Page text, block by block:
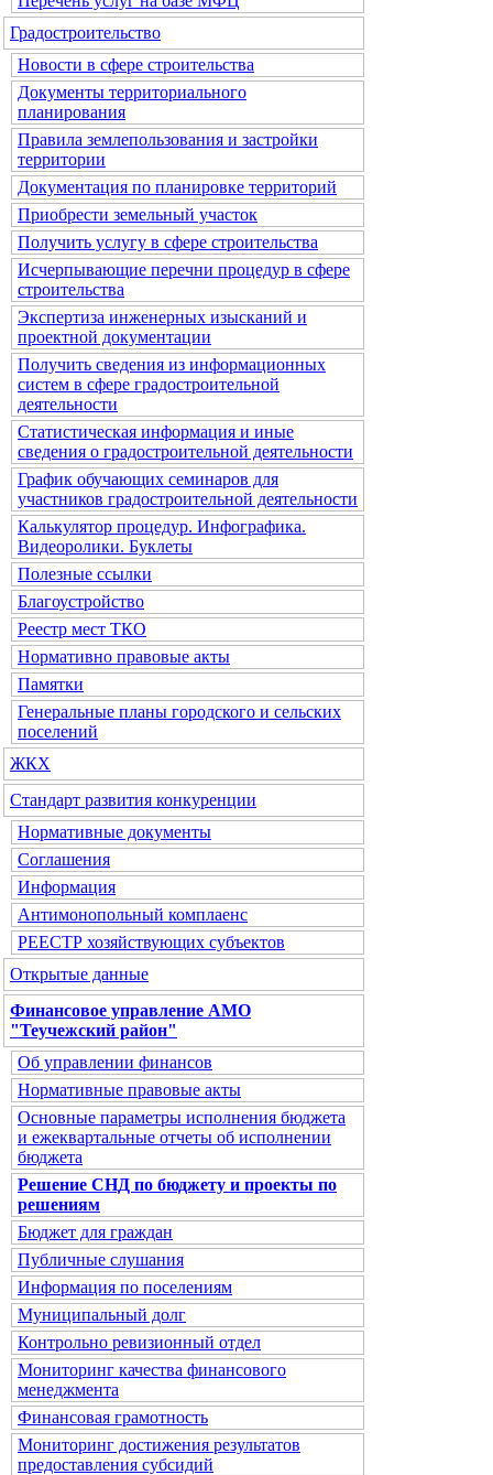
Градостроительство
Новости в сфере строительства
Документы территориального
планирования
Правила землепользования и застройки
территории
Документация по планировке территорий
Приобрести земельный участок
Получить услугу в сфере строительства
Исчерпывающие перечни процедур в сфере
строительства
Экспертиза инженерных изысканий и
проектной документации
Получить сведения из информационных
систем в сфере градостроительной
деятельности
Статистическая информация и иные
сведения о градостроительной деятельности
График обучающих семинаров для
участников градостроительной деятельности
Калькулятор процедур. Инфографика.
Видеоролики. Буклеты
Полезные ссылки
Благоустройство
Реестр мест ТКО
Нормативно правовые акты
Памятки
Генеральные планы городского и сельских
поселений
ЖКХ
Стандарт развития конкуренции
Нормативные документы
Соглашения
Информация
Антимонопольный комплаенс
РЕЕСТР хозяйствующих субъектов
Открытые данные
Финансовое управление АМО
"Теучежский район"
Об управлении финансов
Нормативные правовые акты
Основные параметры исполнения бюджета
и ежеквартальные отчеты об исполнении
бюджета
Решение СНД по бюджету и проекты по
решениям
Бюджет для граждан
Публичные слушания
Информация по поселениям
Муниципальный долг
Контрольно ревизионный отдел
Мониторинг качества финансового
менеджмента
Финансовая грамотность
Мониторинг достижения результатов
предоставления субсидий